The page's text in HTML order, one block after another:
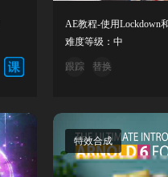
难度等级：中
跟踪 替换
特效合成